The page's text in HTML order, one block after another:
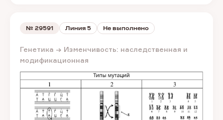
№ 29591 Линия 5 Не выполнено
Генетика → Изменчивость: наследственная и
модификационная